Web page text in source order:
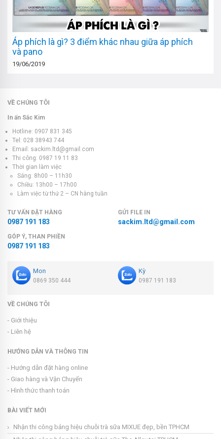
Áp phích là gì? 3 điểm khác nhau giữa áp phích
và pano
19/06/2019
VỀ CHÚNG TÔI
In ấn Sắc Kim
Hotline: 0907 831 345
Tel: 028 38943 744
Email: sackim.ltd@gmail.com
Thi công: 0987 19 11 83
Thời gian làm việc
Sáng: 8h00 – 11h30
Chiều: 13h00 – 17h00
Làm việc từ thứ 2 – CN hàng tuần
TƯ VẤN ĐẶT HÀNG
0987 191 183
GỬI FILE IN
sackim.ltd@gmail.com
GÓP Ý, THAN PHIỀN
0987 191 183
Mon
0869 350 444
Kỳ
0987 191 183
VỀ CHÚNG TÔI
- Giới thiệu
- Liên hệ
HƯỚNG DẪN VÀ THÔNG TIN
- Hướng dẫn đặt hàng online
- Giao hàng và Vận Chuyển
- Hình thức thanh toán
BÀI VIẾT MỚI
Nhận thi công bảng hiệu chuỗi trà sữa MIXUE đẹp, bền TPHCM